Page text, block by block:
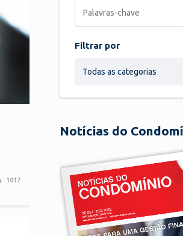
1017
Filtrar por
Todas as categorias
Notícias do